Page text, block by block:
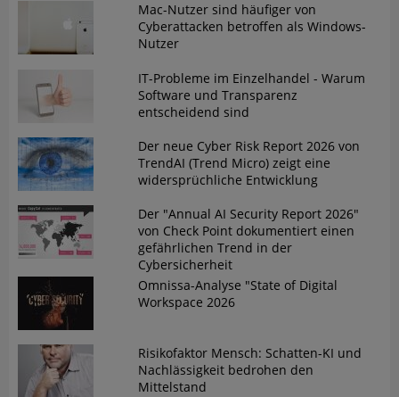
Mac-Nutzer sind häufiger von
Cyberattacken betroffen als Windows-
Nutzer
IT-Probleme im Einzelhandel - Warum
Software und Transparenz
entscheidend sind
Der neue Cyber Risk Report 2026 von
TrendAI (Trend Micro) zeigt eine
widersprüchliche Entwicklung
Der "Annual AI Security Report 2026"
von Check Point dokumentiert einen
gefährlichen Trend in der
Cybersicherheit
Omnissa-Analyse "State of Digital
Workspace 2026
Risikofaktor Mensch: Schatten-KI und
Nachlässigkeit bedrohen den
Mittelstand